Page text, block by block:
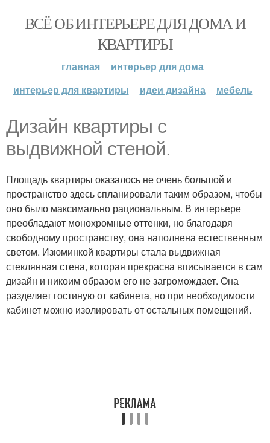
ВСЁ ОБ ИНТЕРЬЕРЕ ДЛЯ ДОМА И
КВАРТИРЫ
главная
интерьер для дома
интерьер для квартиры
идеи дизайна мебель
Дизайн квартиры с
выдвижной стеной.
Площадь квартиры оказалось не очень большой и
пространство здесь спланировали таким образом, чтобы
оно было максимально рациональным. В интерьере
преобладают монохромные оттенки, но благодаря
свободному пространству, она наполнена естественным
светом. Изюминкой квартиры стала выдвижная
стеклянная стена, которая прекрасна вписывается в сам
дизайн и никоим образом его не загромождает. Она
разделяет гостиную от кабинета, но при необходимости
кабинет можно изолировать от остальных помещений.